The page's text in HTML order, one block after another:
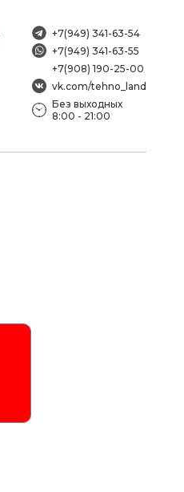
+7(949) 341-63-54
+7(949) 341-63-55
+7(908) 190-25-00
vk.com/tehno_land
Без выходных
8:00 - 21:00